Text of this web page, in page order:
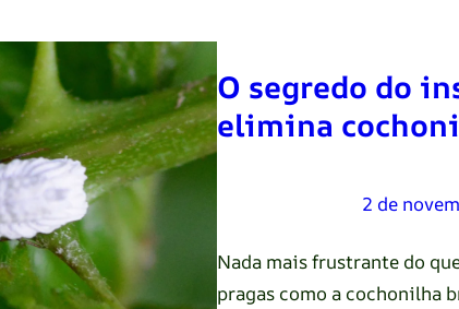
O segredo do
elimina
2 de
Nada mais frustrante do
pragas como a cochonilha